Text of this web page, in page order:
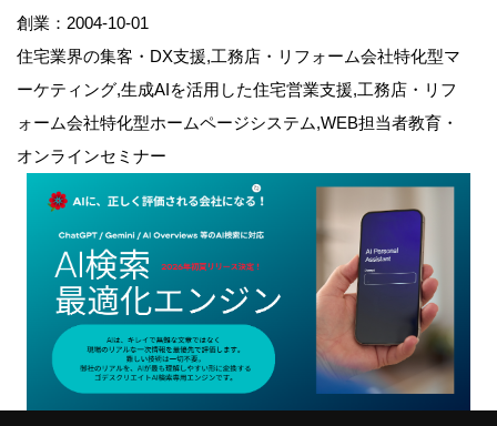
創業：2004-10-01
住宅業界の集客・DX支援,工務店・リフォーム会社特化型マ
ーケティング,生成AIを活用した住宅営業支援,工務店・リフ
ォーム会社特化型ホームページシステム,WEB担当者教育・
オンラインセミナー